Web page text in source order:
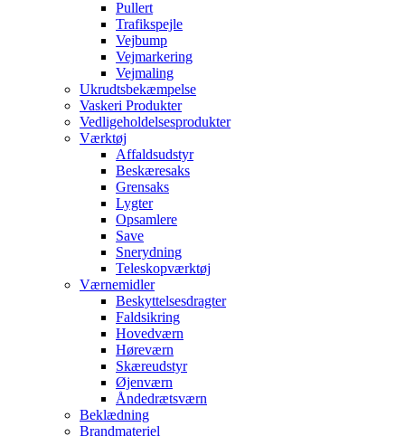
Pullert
Trafikspejle
Vejbump
Vejmarkering
Vejmaling
Ukrudtsbekæmpelse
Vaskeri Produkter
Vedligeholdelsesprodukter
Værktøj
Affaldsudstyr
Beskæresaks
Grensaks
Lygter
Opsamlere
Save
Snerydning
Teleskopværktøj
Værnemidler
Beskyttelsesdragter
Faldsikring
Hovedværn
Høreværn
Skæreudstyr
Øjenværn
Åndedrætsværn
Beklædning
Brandmateriel